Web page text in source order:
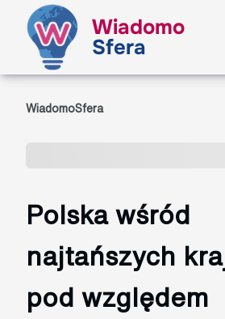
Wiadomo
Sfera
WiadomoSfera
Polska wśród
najtańszych
pod względem